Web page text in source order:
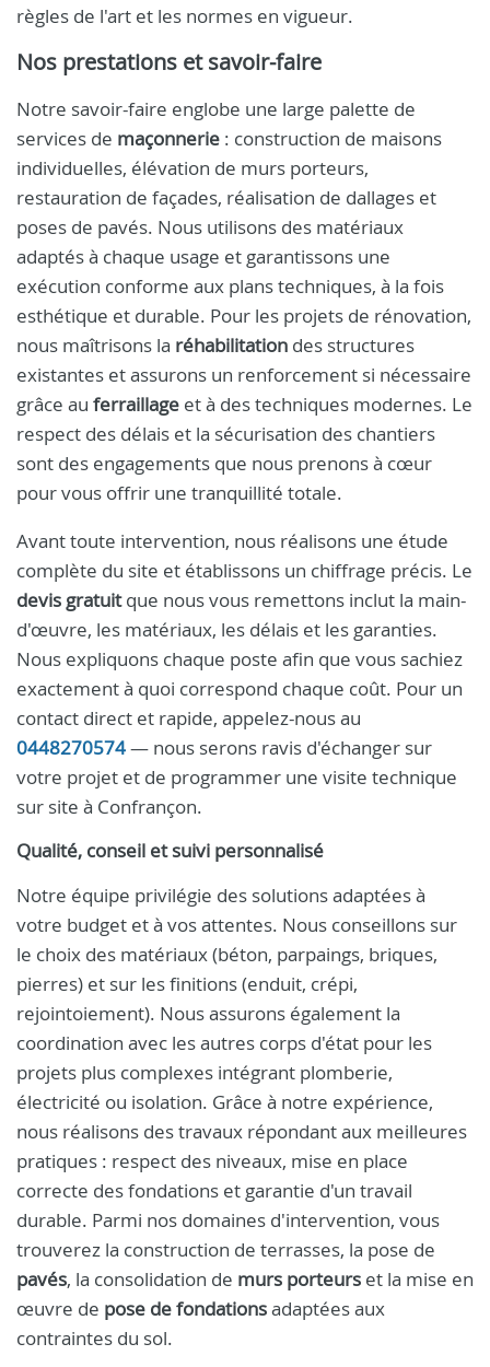
règles de l'art et les normes en vigueur.
Nos prestations et savoir-faire
Notre savoir-faire englobe une large palette de
services de maçonnerie : construction de maisons
individuelles, élévation de murs porteurs,
restauration de façades, réalisation de dallages et
poses de pavés. Nous utilisons des matériaux
adaptés à chaque usage et garantissons une
exécution conforme aux plans techniques, à la fois
esthétique et durable. Pour les projets de rénovation,
nous maîtrisons la réhabilitation des structures
existantes et assurons un renforcement si nécessaire
grâce au ferraillage et à des techniques modernes. Le
respect des délais et la sécurisation des chantiers
sont des engagements que nous prenons à cœur
pour vous offrir une tranquillité totale.
Avant toute intervention, nous réalisons une étude
complète du site et établissons un chiffrage précis. Le
devis gratuitque nous vous remettons inclut la main-
d'œuvre, les matériaux, les délais et les garanties.
Nous expliquons chaque poste afin que vous sachiez
exactement à quoi correspond chaque coût. Pour un
contact direct et rapide, appelez-nous au
0448270574— nous serons ravis d'échanger sur
votre projet et de programmer une visite technique
sur site à Confrançon.
Qualité, conseil et suivi personnalisé
Notre équipe privilégie des solutions adaptées à
votre budget et à vos attentes. Nous conseillons sur
le choix des matériaux (béton, parpaings, briques,
pierres) et sur les finitions (enduit, crépi,
rejointoiement). Nous assurons également la
coordination avec les autres corps d'état pour les
projets plus complexes intégrant plomberie,
électricité ou isolation. Grâce à notre expérience,
nous réalisons des travaux répondant aux meilleures
pratiques : respect des niveaux, mise en place
correcte des fondations et garantie d'un travail
durable. Parmi nos domaines d'intervention, vous
trouverez la construction de terrasses, la pose de
pavés, la consolidation de murs porteurs et la mise en
œuvre de pose de fondationsadaptées aux
contraintes du sol.